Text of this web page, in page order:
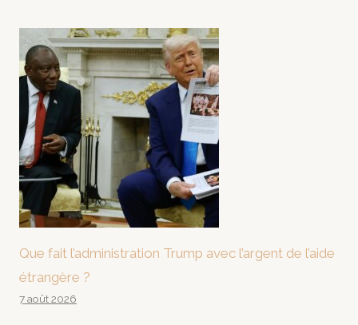
Que fait l’administration Trump avec l’argent de l’aide
étrangère ?
7 août 2026